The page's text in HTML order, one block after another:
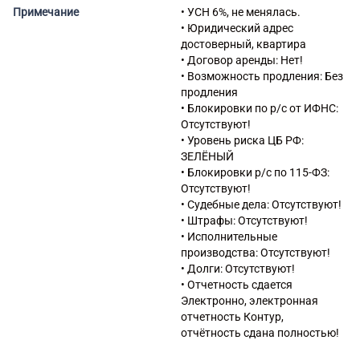
нательного белья
14.19 Производство прочей
одежды и аксессуаров
одежды
14.20 Производство меховых
изделий
14.31 Производство вязаных
и трикотажных чулочно-
носочных изделий
14.39 Производство прочих
вязаных и трикотажных
изделий
66.19 Деятельность
вспомогательная прочая в
сфере финансовых услуг,
кроме страхования и
пенсионного обеспечения
69.10 Деятельность в области
права
95.29.1 Ремонт одежды и
текстильных изделий
Примечание
• УСН 6%, не менялась.
• Юридический адрес
достоверный, квартира
• Договор аренды: Нет!
• Возможность продления: Без
продления
• Блокировки по р/с от ИФНС:
Отсутствуют!
• Уровень риска ЦБ РФ:
ЗЕЛЁНЫЙ
• Блокировки р/с по 115-ФЗ:
Отсутствуют!
• Судебные дела: Отсутствуют!
• Штрафы: Отсутствуют!
• Исполнительные
производства: Отсутствуют!
• Долги: Отсутствуют!
• Отчетность сдается
Электронно, электронная
отчетность Контур,
отчётность сдана полностью!